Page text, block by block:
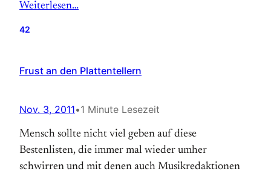
Weiterlesen…
42
Frust an den Plattentellern
Nov. 3, 2011•1 Minute Lesezeit
Mensch sollte nicht viel geben auf diese
Bestenlisten, die immer mal wieder umher
schwirren und mit denen auch Musikredaktionen